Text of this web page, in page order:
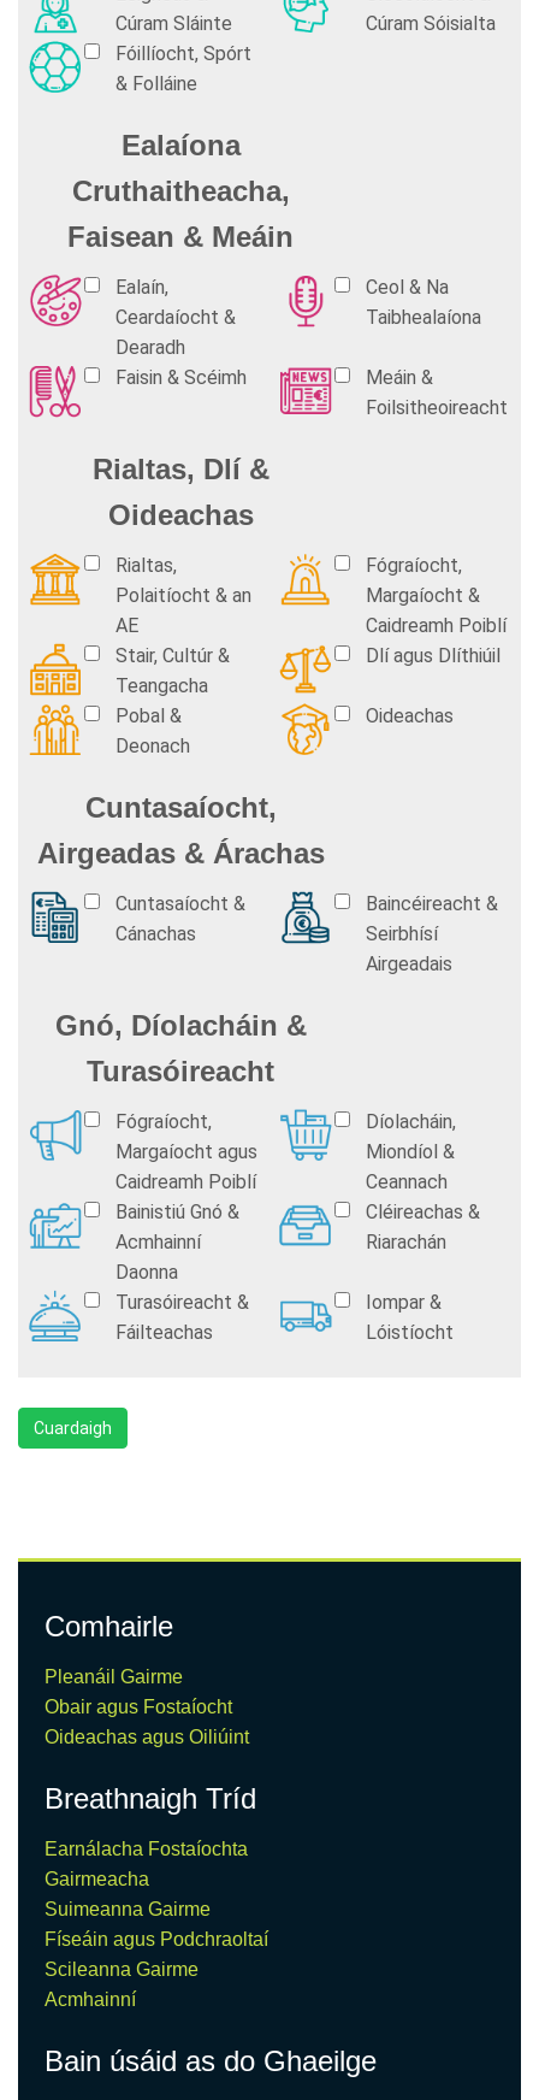
Cúram Sláinte
Cúram Sóisialta
Fóillíocht, Spórt
& Folláine
Ealaíona
Cruthaitheacha,
Faisean & Meáin
Ealaín,
Ceardaíocht &
Dearadh
Ceol & Na
Taibhealaíona
Faisin & Scéimh
Meáin &
Foilsitheoireacht
Rialtas, Dlí &
Oideachas
Rialtas,
Polaitíocht & an
AE
Fógraíocht,
Margaíocht &
Caidreamh Poiblí
Stair, Cultúr &
Teangacha
Dlí agus Dlíthiúil
Pobal &
Deonach
Oideachas
Cuntasaíocht,
Airgeadas & Árachas
Cuntasaíocht &
Cánachas
Baincéireacht &
Seirbhísí
Airgeadais
Gnó, Díolacháin &
Turasóireacht
Fógraíocht,
Margaíocht agus
Caidreamh Poiblí
Díolacháin,
Miondíol &
Ceannach
Bainistiú Gnó &
Acmhainní
Daonna
Cléireachas &
Riarachán
Turasóireacht &
Fáilteachas
Iompar &
Lóistíocht
Comhairle
Pleanáil Gairme
Obair agus Fostaíocht
Oideachas agus Oiliúint
Breathnaigh Tríd
Earnálacha Fostaíochta
Gairmeacha
Suimeanna Gairme
Físeáin agus Podchraoltaí
Scileanna Gairme
Acmhainní
Bain úsáid as do Ghaeilge